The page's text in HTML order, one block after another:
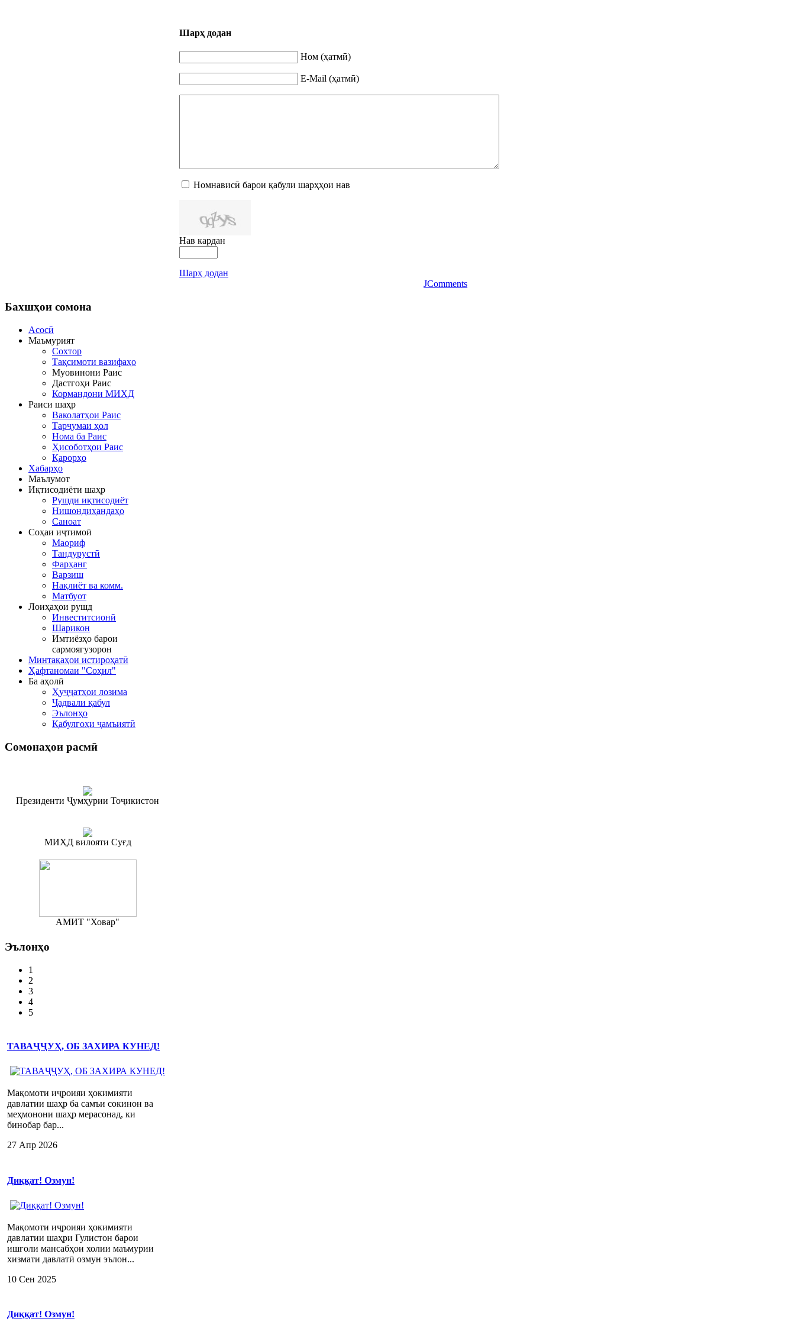
Шарҳ додан
Ном (ҳатмӣ)
E-Mail (ҳатмӣ)
Номнависӣ барои қабули шарҳҳои нав
Нав кардан
Шарҳ додан
JComments
Бахшҳои сомона
Асосӣ
Маъмурият
Сохтор
Тақсимоти вазифаҳо
Муовинони Раис
Дастгоҳи Раис
Кормандони МИҲД
Раиси шаҳр
Ваколатҳои Раис
Тарҷумаи ҳол
Нома ба Раис
Ҳисоботҳои Раис
Қарорҳо
Хабарҳо
Маълумот
Иқтисодиёти шаҳр
Рушди иқтисодиёт
Нишондиҳандаҳо
Саноат
Соҳаи иҷтимоӣ
Маориф
Тандурустӣ
Фарҳанг
Варзиш
Нақлиёт ва комм.
Матбуот
Лоиҳаҳои рушд
Инвеститсионӣ
Шарикон
Имтиёзҳо барои
сармоягузорон
Минтақаҳои истироҳатӣ
Ҳафтаномаи "Соҳил"
Ба аҳолӣ
Ҳуҷҷатҳои лозима
Ҷадвали қабул
Эълонҳо
Қабулгоҳи ҷамъиятӣ
Сомонаҳои расмӣ
Президенти Ҷумҳурии Тоҷикистон
МИҲД вилояти Суғд
АМИТ "Ховар"
Эълонҳо
1
2
3
4
5
ТАВАҶҶУҲ, ОБ ЗАХИРА КУНЕД!
Мақомоти иҷроияи ҳокимияти
давлатии шаҳр ба самъи сокинон ва
меҳмонони шаҳр мерасонад, ки
бинобар бар...
27 Апр 2026
Диққат! Озмун!
Мақомоти иҷроияи ҳокимияти
давлатии шаҳри Гулистон барои
ишғоли мансабҳои холии маъмурии
хизмати давлатӣ озмун эълон...
10 Сен 2025
Диққат! Озмун!